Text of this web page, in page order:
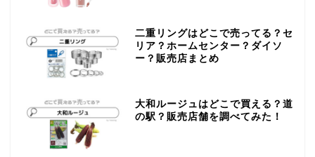
二重リングはどこで売ってる？セ
リア？ホームセンター？ダイソ
ー？販売店まとめ
大和ルージュはどこで買える？道
の駅？販売店舗を調べてみた！